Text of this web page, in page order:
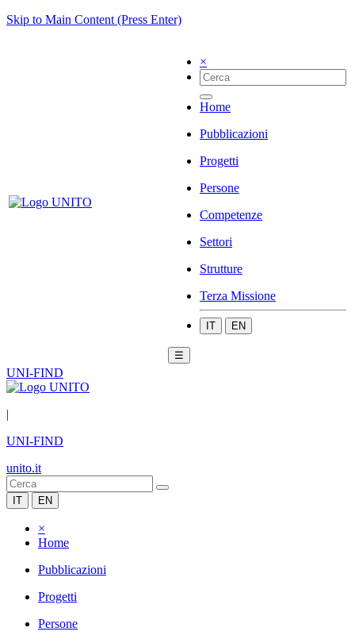
Skip to Main Content (Press Enter)
×
Home
Pubblicazioni
Progetti
Persone
Competenze
Settori
Strutture
Terza Missione
IT EN
☰
UNI-FIND
|
UNI-FIND
unito.it
IT EN
×
Home
Pubblicazioni
Progetti
Persone